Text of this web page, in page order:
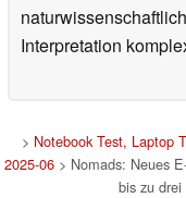
Interpretation
> Notebook Test, Laptop
2025-06 > Nomads: Neues
bis zu